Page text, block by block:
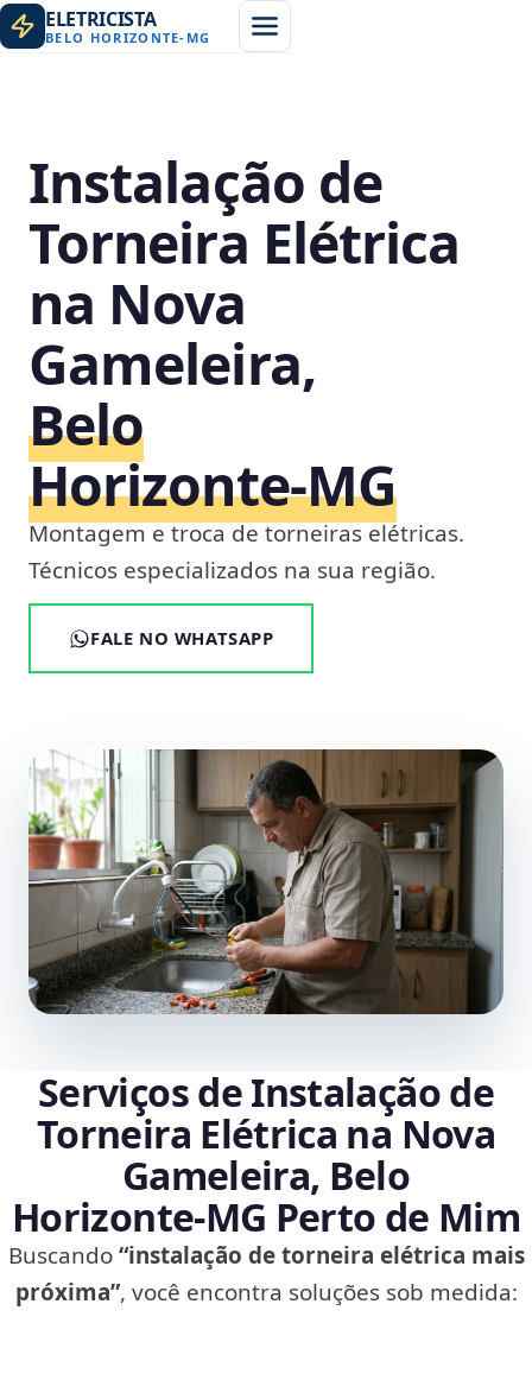
ELETRICISTA
BELO HORIZONTE- MG
Instalação de
Torneira Elétrica
na Nova
Gameleira,
Belo
Horizonte‑MG
Montagem e troca de torneiras elétricas.
Técnicos especializados na sua região.
FALE NO WHATSAPP
Serviços de Instalação de
Torneira Elétrica na Nova
Gameleira, Belo
Horizonte‑MG Perto de Mim
Buscando“instalação de torneira elétrica mais
próxima”, você encontra soluções sob medida: